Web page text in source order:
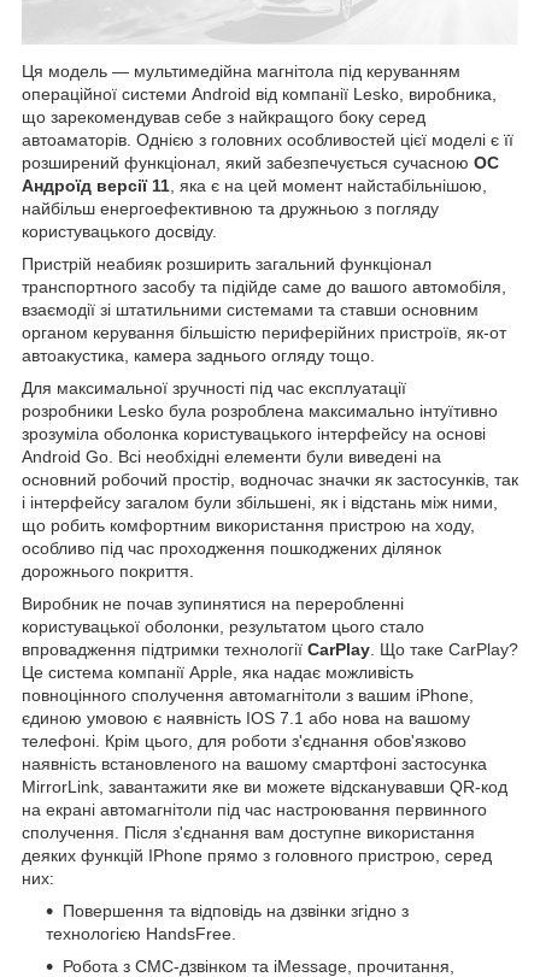
Ця модель — мультимедійна магнітола під керуванням
операційної системи Android від компанії Lesko, виробника,
що зарекомендував себе з найкращого боку серед
автоаматорів. Однією з головних особливостей цієї моделі є її
розширений функціонал, який забезпечується сучасною ОС
Андроїд версії 11 , яка є на цей момент найстабільнішою,
найбільш енергоефективною та дружньою з погляду
користувацького досвіду.
Пристрій неабияк розширить загальний функціонал
транспортного засобу та підійде саме до вашого автомобіля,
взаємодії зі штатильними системами та ставши основним
органом керування більшістю периферійних пристроїв, як-от
автоакустика, камера заднього огляду тощо.
Для максимальної зручності під час експлуатації
розробники Lesko була розроблена максимально інтуїтивно
зрозуміла оболонка користувацького інтерфейсу на основі
Android Go. Всі необхідні елементи були виведені на
основний робочий простір, водночас значки як застосунків, так
і інтерфейсу загалом були збільшені, як і відстань між ними,
що робить комфортним використання пристрою на ходу,
особливо під час проходження пошкоджених ділянок
дорожнього покриття.
Виробник не почав зупинятися на переробленні
користувацької оболонки, результатом цього стало
впровадження підтримки технології CarPlay . Що таке CarPlay?
Це система компанії Apple, яка надає можливість
повноцінного сполучення автомагнітоли з вашим iPhone,
єдиною умовою є наявність IOS 7.1 або нова на вашому
телефоні. Крім цього, для роботи з'єднання обов'язково
наявність встановленого на вашому смартфоні застосунка
MirrorLink, завантажити яке ви можете відсканувавши QR-код
на екрані автомагнітоли під час настроювання первинного
сполучення. Після з'єднання вам доступне використання
деяких функцій IPhone прямо з головного пристрою, серед
них:
Повершення та відповідь на дзвінки згідно з
технологією HandsFree.
Робота з СМС-дзвінком та iMessage, прочитання,